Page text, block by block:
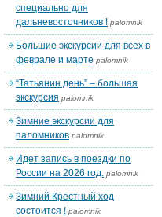
специально для
дальневосточников ! palomnik
Большие экскурсии для всех в
феврале и марте palomnik
“Татьянин день” – большая
экскурсия palomnik
Зимние экскурсии для
паломников palomnik
Идет запись в поездки по
России на 2026 год. palomnik
Зимний Крестный ход
состоится ! palomnik